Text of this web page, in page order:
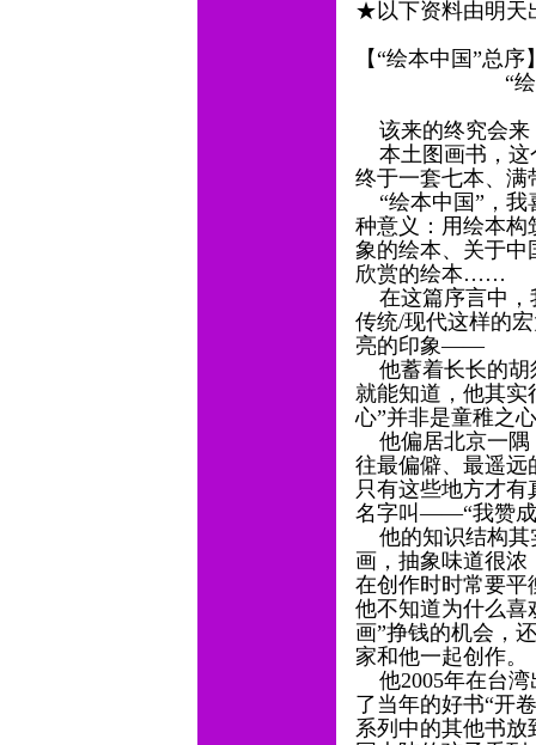
★以下资料由明
【“绘本中国”总
“绘本中国
该来的终究会来
本土图画书，这
终于一套七本、
“绘本中国”，我
种意义：用绘本构
象的绘本、关于中
欣赏的绘本……
在这篇序言中，
传统/现代这样的
亮的印象——
他蓄着长长的胡
就能知道，他其实
心”并非是童稚之
他偏居北京一隅
往最偏僻、最遥远
只有这些地方才
名字叫——“我赞
他的知识结构其
画，抽象味道很
在创作时时常要平
他不知道为什么喜
画”挣钱的机会，
家和他一起创作。
他2005年在台湾
了当年的好书“开
系列中的其他书